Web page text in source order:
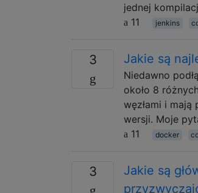
jednej
11
jenkins
3 Jakie są
Niedawno
około 8
węzłami i
wersji. Moje
11
docker
3
Jakie są